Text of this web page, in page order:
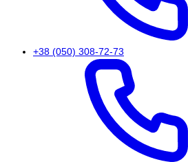
+38 (050) 308-72-73